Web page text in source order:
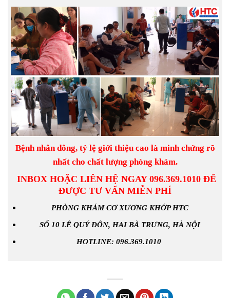
Bệnh nhân đông, tỷ lệ giới thiệu cao là minh chứng rõ
nhất cho chất lượng phòng khám.
INBOX HOẶC LIÊN HỆ NGAY 096.369.1010 ĐỂ
ĐƯỢC TƯ VẤN MIỄN PHÍ
PHÒNG KHÁM CƠ XƯƠNG KHỚP HTC
SỐ 10 LÊ QUÝ ĐÔN, HAI BÀ TRƯNG, HÀ NỘI
HOTLINE: 096.369.1010